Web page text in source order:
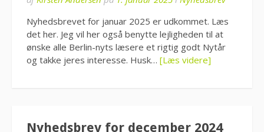
Nyhedsbrevet for januar 2025 er udkommet. Læs
det her. Jeg vil her også benytte lejligheden til at
ønske alle Berlin-nyts læsere et rigtig godt Nytår
og takke jeres interesse. Husk… [Læs videre]
Nyhedsbrev for december 2024